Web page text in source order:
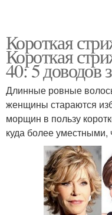
Короткая
Короткая
40: 5 доводов
Длинные ровные
женщины стараются
морщин в пользу
куда более уместными,